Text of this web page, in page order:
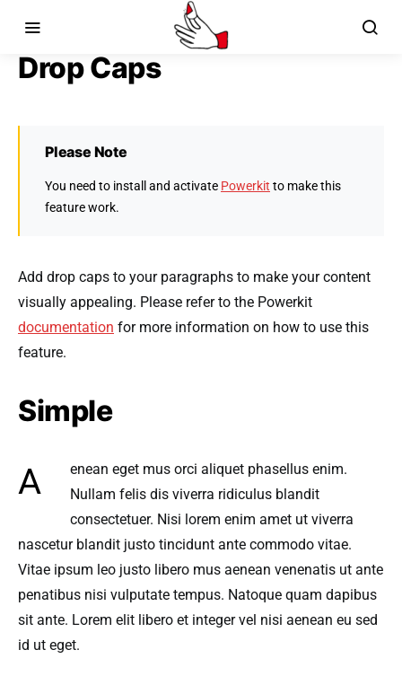
Drop Caps
Please Note
You need to install and activate Powerkit to make this
feature work.
Add drop caps to your paragraphs to make your content
visually appealing. Please refer to the Powerkit
documentation for more information on how to use this
feature.
Simple
Aenean eget mus orci aliquet phasellus enim.
Nullam felis dis viverra ridiculus blandit
consectetuer. Nisi lorem enim amet ut viverra
nascetur blandit justo tincidunt ante commodo vitae.
Vitae ipsum leo justo libero mus aenean venenatis ut ante
penatibus nisi vulputate tempus. Natoque quam dapibus
sit ante. Lorem elit libero et integer vel nisi aenean eu sed
id ut eget.